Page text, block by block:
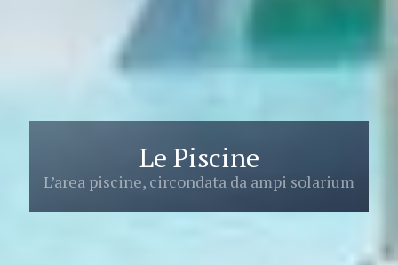
Le Piscine
L’area piscine, circondata da ampi solarium